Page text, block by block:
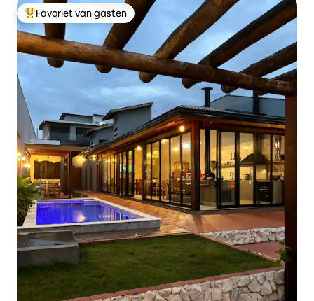
Topfavoriet van gasten
Favoriet van gasten